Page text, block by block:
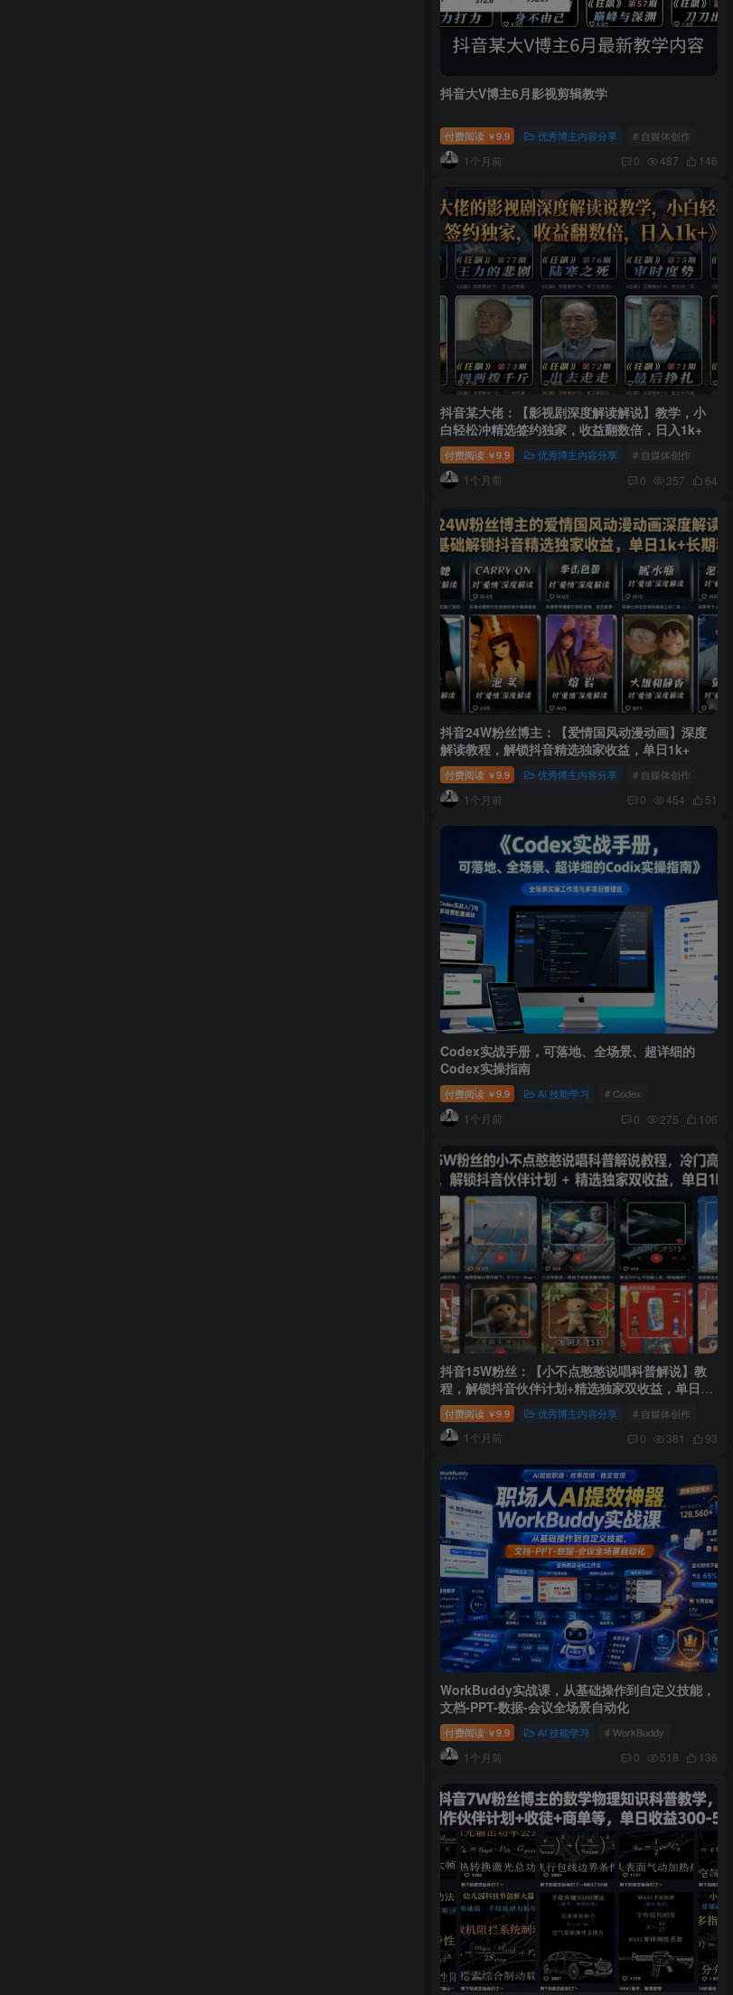
抖音大V博主6月影视剪辑教学
付费阅读 ￥9.9 优秀博主内容分享 # 自媒体创作
1个月前 0 487 146
抖音某大佬：【影视剧深度解读解说】教学，小
白轻松冲精选签约独家，收益翻数倍，日入1k+
付费阅读 ￥9.9 优秀博主内容分享 # 自媒体创作
1个月前 0 357 64
抖音24W粉丝博主：【爱情国风动漫动画】深度
解读教程，解锁抖音精选独家收益，单日1k+
付费阅读 ￥9.9 优秀博主内容分享 # 自媒体创作
1个月前 0 454 51
Codex实战手册，可落地、全场景、超详细的
Codex实操指南
付费阅读 ￥9.9 AI 技能学习 # Codex
1个月前 0 275 106
抖音15W粉丝：【小不点憨憨说唱科普解说】教
程，解锁抖音伙伴计划+精选独家双收益，单日
1k+
付费阅读 ￥9.9 优秀博主内容分享 # 自媒体创作
1个月前 0 381 93
WorkBuddy实战课，从基础操作到自定义技能，
文档-PPT-数据-会议全场景自动化
付费阅读 ￥9.9 AI 技能学习 # WorkBuddy
1个月前 0 518 136